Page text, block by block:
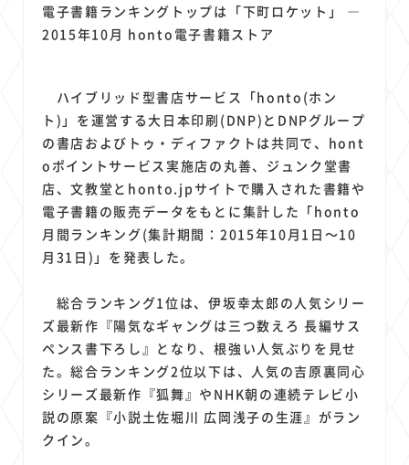
電子マネー 6 ワイモバイル 6 モバイルルーター 6 新幹線
4
オフィスビル 3 マイナポイント 3 海外料金 3 学割 3
Anthropic 2 Perplexity 2 YouTube iPad 2 リスク
Genspark 配車アプリ 2 フードデリバリー 2 TikTok 2
Netflix 2 Microsoft 2 Canva AI 2 Azure 2 Sora 2 LINE 2 法人 1
中東情勢 1 輸送費 1 Facebook 1 twitter 1 Instagram 1
原材料費 端末価格 1 G20 1
ポイントサービス 1 共通ポイント 1 経済圏 1 Azure AI 1
Google Pixel 1 surface 1 会社 1 価格 1 NTTドコモ 1
オンラインサロン 1
電子書籍ランキングトップは「下町ロケット」 ―
2015年10月 honto電子書籍ストア
ハイブリッド型書店サービス「honto(ホン
ト)」を運営する大日本印刷(DNP)とDNPグループ
の書店およびトゥ・ディファクトは共同で、hont
oポイントサービス実施店の丸善、ジュンク堂書
店、文教堂とhonto.jpサイトで購入された書籍や
電子書籍の販売データをもとに集計した「honto
月間ランキング(集計期間：2015年10月1日～10
月31日)」を発表した。
総合ランキング1位は、伊坂幸太郎の人気シリー
ズ最新作『陽気なギャングは三つ数えろ 長編サス
ペンス書下ろし』となり、根強い人気ぶりを見せ
た。総合ランキング2位以下は、人気の吉原裏同心
シリーズ最新作『狐舞』やNHK朝の連続テレビ小
説の原案『小説土佐堀川 広岡浅子の生涯』がラン
クイン。